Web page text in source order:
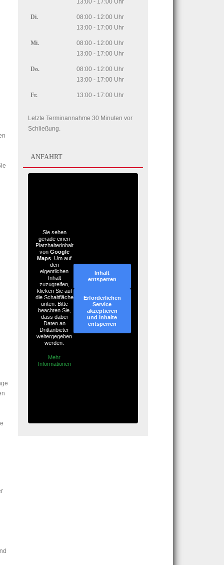
13:00 - 17:00 Uhr
Di.
08:00 - 12:00 Uhr
13:00 - 17:00 Uhr
Mi.
08:00 - 12:00 Uhr
13:00 - 17:00 Uhr
Do.
08:00 - 12:00 Uhr
13:00 - 17:00 Uhr
Fr. 13:00 - 17:00 Uhr
Letzte Terminannahme 30 Minuten vor
Schließung.
ANFAHRT
Sie sehen
gerade einen
Platzhalterinhalt
von Google
Maps . Um auf
den
eigentlichen
Inhalt
zuzugreifen,
klicken Sie auf
die Schaltfläche
unten. Bitte
beachten Sie,
dass dabei
Daten an
Drittanbieter
weitergegeben
werden.
Mehr
Informationen
Inhalt
entsperren
Erforderlichen
Service
akzeptieren
und Inhalte
entsperren